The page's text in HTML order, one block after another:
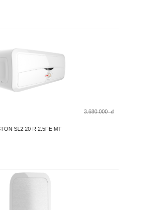
3.680.000 đ
SL2 20 R 2.5FE MT